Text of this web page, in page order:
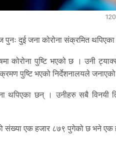
पुनः दुई जना कोरोना संक्रमित
कोरोना पुष्टि भएको छ । उनी
पुष्टि भएको निर्देशनालयले
थपिएका छन् । उनीहरु सबै
संख्या एक हजार ८७९ पुगेको छ भने एक